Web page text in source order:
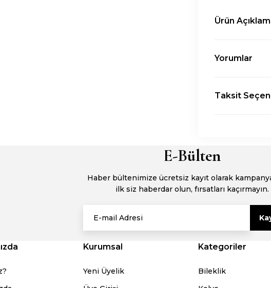
Ürün
Yorumlar
Taksit
E-Bülten
Haber bültenimize ücretsiz kayıt olarak
ilk siz haberdar olun, fırsatları kaçırmayın.
Kurumsal
Yeni Üyelik
Kategoriler
Bileklik